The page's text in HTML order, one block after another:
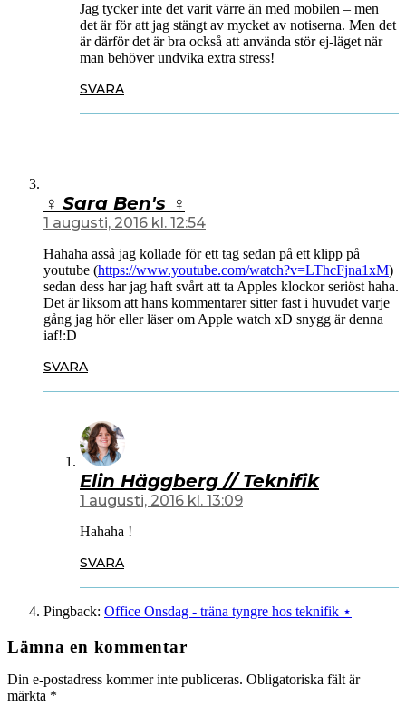
Jag tycker inte det varit värre än med mobilen – men
det är för att jag stängt av mycket av notiserna. Men det
är därför det är bra också att använda stör ej-läget när
man behöver undvika extra stress!
SVARA
♀ Sara Ben's ♀
1 augusti, 2016 kl. 12:54
Hahaha asså jag kollade för ett tag sedan på ett klipp på
youtube (https://www.youtube.com/watch?v=LThcFjna1xM)
sedan dess har jag haft svårt att ta Apples klockor seriöst haha.
Det är liksom att hans kommentarer sitter fast i huvudet varje
gång jag hör eller läser om Apple watch xD snygg är denna
iaf!:D
SVARA
Elin Häggberg // Teknifik
1 augusti, 2016 kl. 13:09
Hahaha !
SVARA
Pingback: Office Onsdag - träna tyngre hos teknifik ⋆
Lämna en kommentar
Din e-postadress kommer inte publiceras. Obligatoriska fält är
märkta *